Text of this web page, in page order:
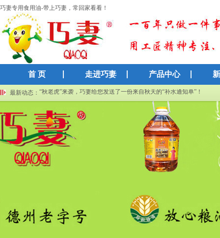
巧妻专用食用油-带上巧妻，常回家看看！
首 页 走进巧妻 产品中心
最新动态：
巧妻集团再获高新技术企业认证：以科技创新赋能传统粮油产业
“秋老虎”来袭，巧妻给您发送了一份来自秋天的“补水通知单”！